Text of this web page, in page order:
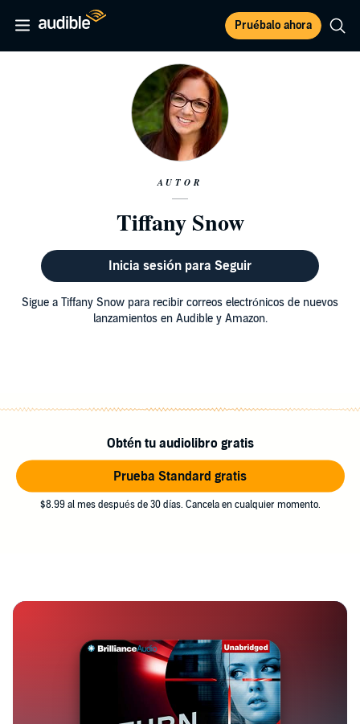
Pruébalo ahora
AUTOR
Tiffany Snow
Inicia sesión para Seguir
Sigue a Tiffany Snow para recibir correos electrónicos de nuevos
lanzamientos en Audible y Amazon.
Obtén tu audiolibro gratis
Prueba Standard gratis
$8.99 al mes después de 30 días. Cancela en cualquier momento.